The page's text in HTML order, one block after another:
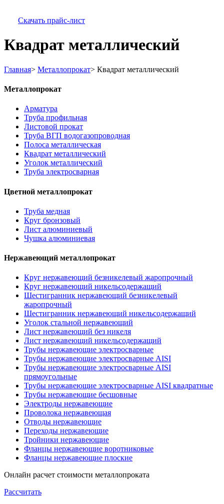
Скачать прайс-лист
Квадрат металлический
Главная> Металлопрокат> Квадрат металлический
Металлопрокат
Арматура
Труба профильная
Листовой прокат
Труба ВГП водогазопроводная
Полоса металлическая
Квадрат металлический
Уголок металлический
Труба электросварная
Цветной металлопрокат
Труба медная
Круг бронзовый
Лист алюминиевый
Чушка алюминиевая
Нержавеющий металлопрокат
Круг нержавеющий безникелевый жаропрочный
Круг нержавеющий никельсодержащий
Шестигранник нержавеющий безникелевый
жаропрочный
Шестигранник нержавеющий никельсодержащий
Уголок стальной нержавеющий
Лист нержавеющий без никеля
Лист нержавеющий никельсодержащий
Трубы нержавеющие электросварные
Трубы нержавеющие электросварные AISI
Трубы нержавеющие электросварные AISI
прямоугольные
Трубы нержавеющие электросварные AISI квадратные
Трубы нержавеющие бесшовные
Электроды нержавеющие
Проволока нержавеющая
Отводы нержавеющие
Переходы нержавеющие
Тройники нержавеющие
Фланцы нержавеющие воротниковые
Фланцы нержавеющие плоские
Онлайн расчет стоимости металлопроката
Рассчитать